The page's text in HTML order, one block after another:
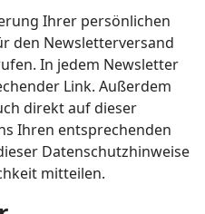
Ihrer persönlichen
den Newsletterversand
In jedem Newsletter
Link. Außerdem
direkt auf dieser
Ihren entsprechenden
Datenschutzhinweise
mitteilen.